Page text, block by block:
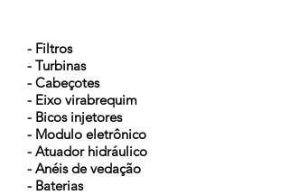
- Filtros
- Turbinas
- Cabeçotes
- Eixo virabrequim
- Bicos injetores
- Modulo eletrônico
- Atuador hidráulico
- Anéis de vedação
- Baterias